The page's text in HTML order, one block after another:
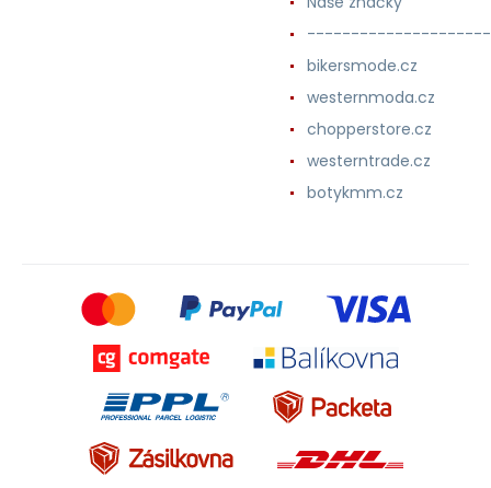
bikersmode.cz
westernmoda.cz
chopperstore.cz
westerntrade.cz
botykmm.cz